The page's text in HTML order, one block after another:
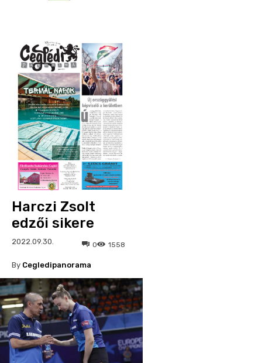
Harczi Zsolt
edzői sikere
2022.09.30. 1558
0
By Cegledipanorama